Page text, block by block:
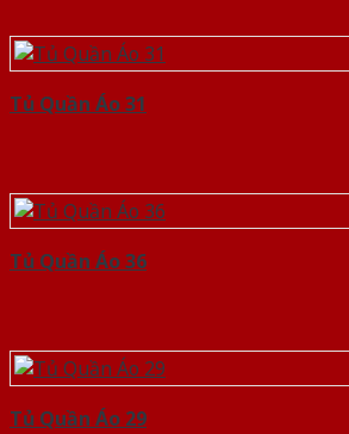
Tủ Quần Áo 31
Tủ Quần Áo 36
Tủ Quần Áo 29